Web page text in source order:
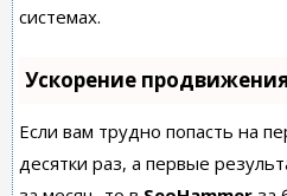
системах.
Ускорение продвижения
Если вам трудно попасть на
десятки раз, а первые